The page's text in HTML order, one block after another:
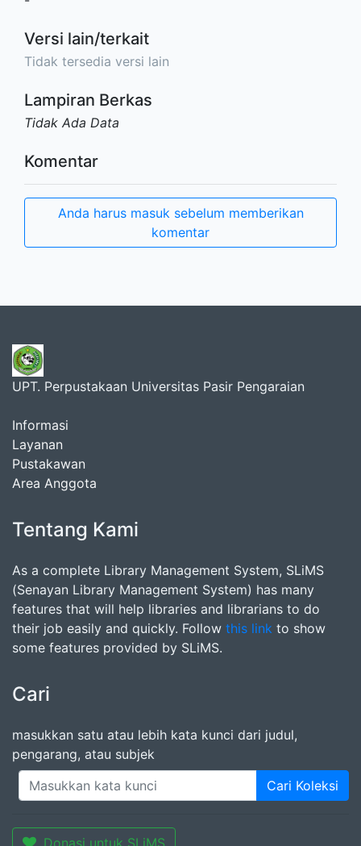
Versi lain/terkait
Tidak tersedia versi lain
Lampiran Berkas
Tidak Ada Data
Komentar
Anda harus masuk sebelum memberikan
komentar
UPT. Perpustakaan Universitas Pasir Pengaraian
Informasi
Layanan
Pustakawan
Area Anggota
Tentang Kami
As a complete Library Management System, SLiMS
(Senayan Library Management System) has many
features that will help libraries and librarians to do
their job easily and quickly. Follow this link to show
some features provided by SLiMS.
Cari
masukkan satu atau lebih kata kunci dari judul,
pengarang, atau subjek
Cari Koleksi